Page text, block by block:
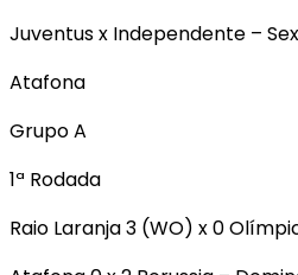
Juventus x Independente –
Atafona
Grupo A
1ª Rodada
Raio Laranja 3 (WO) x 0